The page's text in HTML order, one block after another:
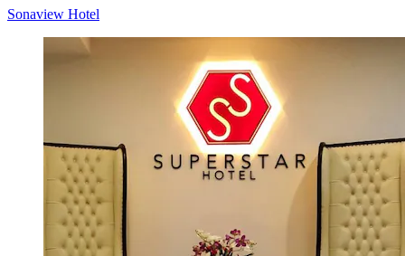
Sonaview Hotel